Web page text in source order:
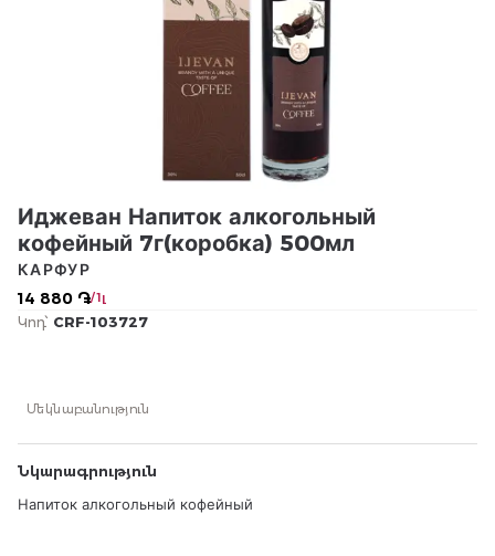
Иджеван Напиток алкогольный
кофейный 7г(коробка) 500мл
14 880 ֏/ 1լ
КАРФУР
Կոդ՝ CRF-103727
Մեկնաբանություն
Նկարագրություն
Напиток алкогольный кофейный